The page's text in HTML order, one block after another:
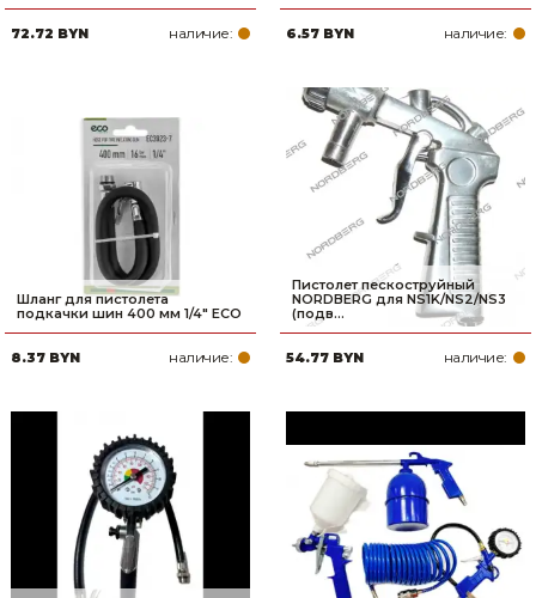
72.72 BYN наличие: 6.57 BYN наличие:
Шланг для пистолета
подкачки шин 400 мм 1/4" ECO
8.37 BYN наличие:
Пистолет пескоструйный
NORDBERG для NS1K/NS2/NS3
(подв...
54.77 BYN наличие: